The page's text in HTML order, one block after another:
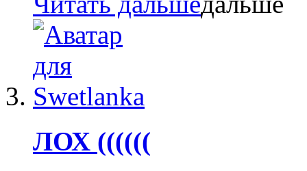
ЛОХ ((((((